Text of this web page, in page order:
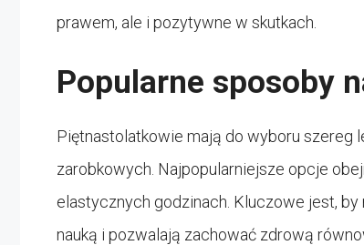
prawem, ale i pozytywne w skutkach.
Popularne sposoby
Piętnastolatkowie mają do wyboru szereg
zarobkowych. Najpopularniejsze opcje
elastycznych godzinach. Kluczowe jest,
nauką i pozwalają zachować zdrową